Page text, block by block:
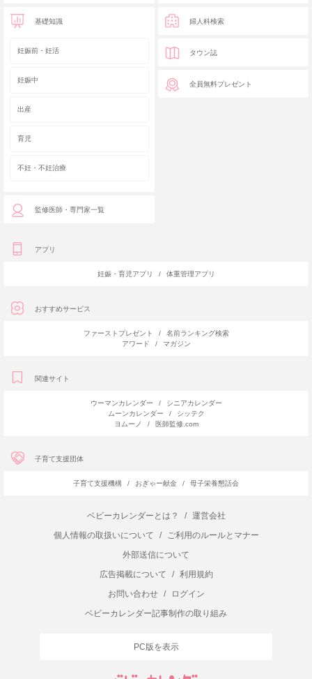
基礎知識
妊娠前・妊活
妊娠中
出産
育児
不妊・不妊治療
監修医師・専門家一覧
婦人科検索
タウン誌
全員無料プレゼント
アプリ
妊娠・育児アプリ / 体重管理アプリ
おすすめサービス
ファーストプレゼント /
名前ランキング検索
アワード
/ マガジン
関連サイト
ウーマンカレンダー /
シニアカレンダー
ムーンカレンダー
/
シッテク
ヨムーノ
/ 医師監修.com
子育て支援団体
子育て支援機構 / おぎゃー献金 / 母子栄養懇話会
ベビーカレンダーとは？ /
運営会社
個人情報の取扱いについて
/
ご利用のルールとマナー
外部送信について
広告掲載について
/
利用規約
お問い合わせ
/
ログイン
ベビーカレンダー記事制作の取り組み
PC版を表示